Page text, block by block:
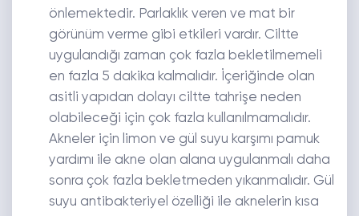
önlemektedir. Parlaklık veren ve mat bir
görünüm verme gibi etkileri vardır. Ciltte
uygulandığı zaman çok fazla bekletilmemeli
en fazla 5 dakika kalmalıdır. İçeriğinde olan
asitli yapıdan dolayı ciltte tahrişe neden
olabileceği için çok fazla kullanılmamalıdır.
Akneler için limon ve gül suyu karşımı pamuk
yardımı ile akne olan alana uygulanmalı daha
sonra çok fazla bekletmeden yıkanmalıdır. Gül
suyu antibakteriyel özelliği ile aknelerin kısa